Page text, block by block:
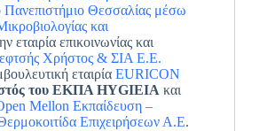
Πανεπιστήμιο Θεσσαλίας μέσω
και
εταιρία επικοινωνίας και
Χρήστος & ΣΙΑ Ε.Ε.
εταιρία EURICON
του ΕΚΠΑ HYGIEIA και
Mellon Εκπαίδευση –
Επιχειρήσεων Α.Ε.